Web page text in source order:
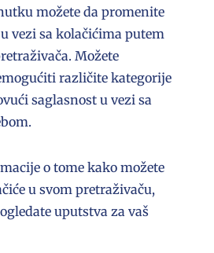
možete da promenite
vezi sa kolačićima putem
Možete
različite kategorije
saglasnost u vezi sa
o tome kako možete
u svom pretraživaču,
uputstva za vaš